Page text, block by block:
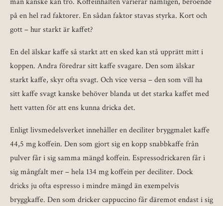
på en hel rad faktorer. En sådan faktor stavas styrka. Kort och
gott – hur starkt är kaffet?
En del älskar kaffe så starkt att en sked kan stå upprätt mitt i
koppen. Andra föredrar sitt kaffe svagare. Den som älskar
starkt kaffe, skyr ofta svagt. Och vice versa – den som vill ha
sitt kaffe svagt kanske behöver blanda ut det starka kaffet med
hett vatten för att ens kunna dricka det.
Enligt livsmedelsverket innehåller en deciliter bryggmalet kaffe
44,5 mg koffein. Den som gjort sig en kopp snabbkaffe från
pulver får i sig samma mängd koffein. Espressodrickaren får i
sig mångfalt mer – hela 134 mg koffein per deciliter. Dock
dricks ju ofta espresso i mindre mängd än exempelvis
bryggkaffe. Den som dricker cappuccino får däremot endast i sig